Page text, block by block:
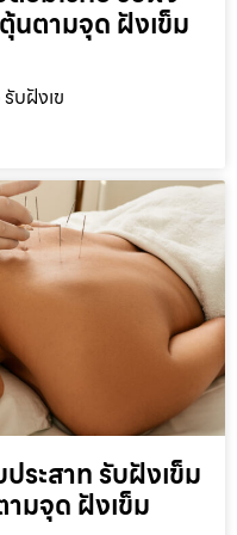
นตามจุด ฝังเข็ม
บฝังเข
ะสาท รับฝังเข็ม
มจุด ฝังเข็ม